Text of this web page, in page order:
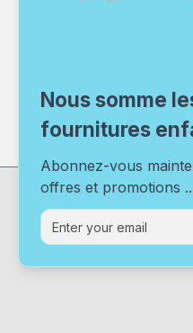
Nous somme
fournitures
Abonnez-vous
offres et promotions